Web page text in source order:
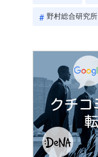
野村総合研究所